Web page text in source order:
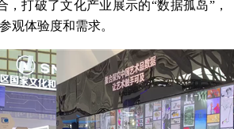
，打破了文化产业展示的“数据孤岛”，
观体验度和需求。